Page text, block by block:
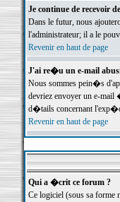
Je continue de recevoir
Dans le futur, nous
l'administrateur; il a le
Revenir en haut de page
J'ai re�u un e-mail
Nous sommes pein�s
devriez envoyer un e-mail
d�tails concernant
Revenir en haut de page
Qui a �crit ce forum ?
Ce logiciel (sous sa